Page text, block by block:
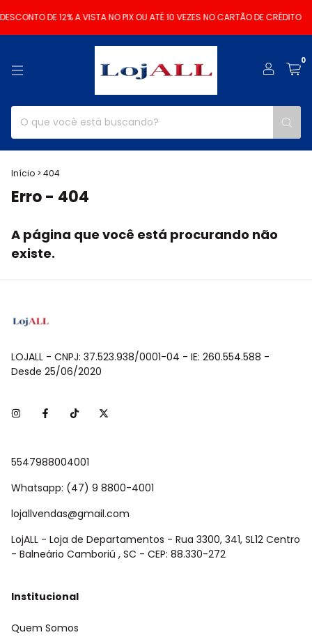
DE 12% A VISTA NO PIX OU ATÉ 10 VEZES NO CARTÃO DE CRÉDITO
0
Início > 404
Erro - 404
A página que você está procurando não
existe.
LOJALL - CNPJ: 37.523.938/0001-04 - IE: 260.554.588 -
Desde 25/06/2020
5547988004001
Whatsapp: (47) 9 8800-4001
lojallvendas@gmail.com
LojALL - Loja de Departamentos - Rua 3300, 341, SL12 Centro
- Balneário Camboriú , SC - CEP: 88.330-272
Institucional
Quem Somos